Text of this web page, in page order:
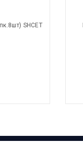
SHCET